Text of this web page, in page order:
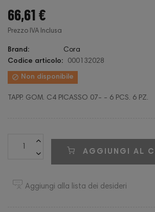
66,61 €
Prezzo IVA Inclusa
Brand:
Cora
Codice articolo:
000132028
 Non disponibile
TAPP. GOM. C4 PICASSO 07- - 6 PCS. 6 PZ.
AGGIUNGI AL
Aggiungi alla lista dei desideri